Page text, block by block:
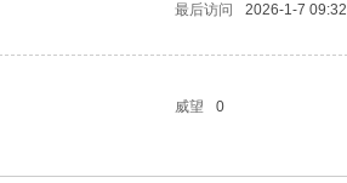
最后访问
2026-1-7 09:32
威望
0